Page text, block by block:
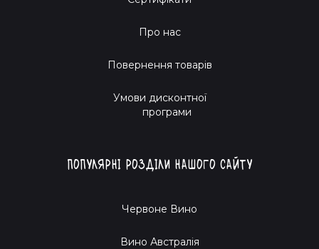
Про нас
Повернення товарів
Умови дисконтної
програми
Популярні розділи нашого сайту
Червоне Вино
Вино Австралія